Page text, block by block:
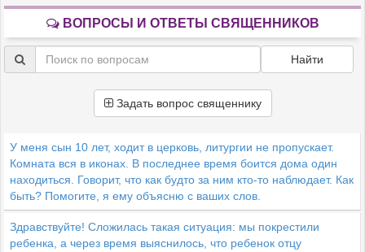
ВОПРОСЫ И ОТВЕТЫ СВЯЩЕННИКОВ
Найти
Задать вопрос священнику
У меня сын 10 лет, ходит в церковь, литургии не пропускает.
Комната вся в иконах. В последнее время боится дома один
находиться. Говорит, что как будто за ним кто-то наблюдает. Как
быть? Помогите, я ему объясню с ваших слов.
Здравствуйте! Сложилась такая ситуация: мы покрестили
ребенка, а через время выяснилось, что ребенок отцу